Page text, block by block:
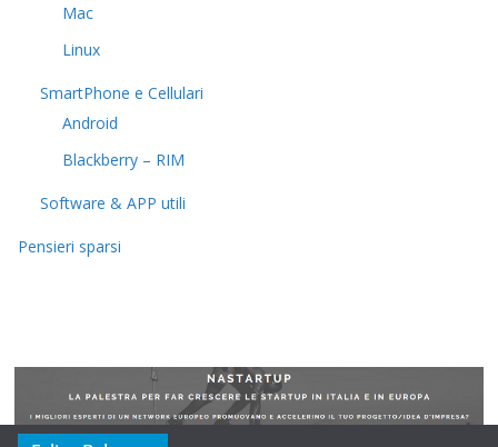
Mac
Linux
SmartPhone e Cellulari
Android
Blackberry – RIM
Software & APP utili
Pensieri sparsi